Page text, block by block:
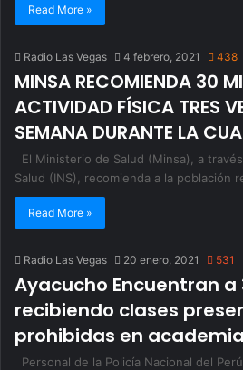
Read More »
Radio Las Vegas 4 febrero, 2021 438
MINSA RECOMIENDA 30
ACTIVIDAD FÍSICA TRES
SEMANA DURANTE LA
El Ministerio de Salud (Minsa), a
Salud (INS), recomienda a la población
Read More »
Radio Las Vegas 20 enero, 2021 531
Ayacucho Encuentran a
recibiendo clases
prohibidas en
Personal de la Policía Nacional del